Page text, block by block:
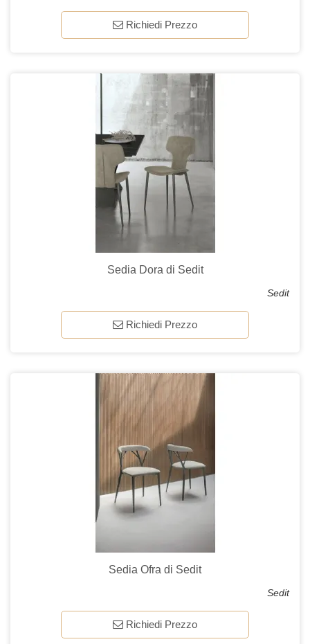
Richiedi Prezzo
Sedia Dora di Sedit
Sedit
Richiedi Prezzo
Sedia Ofra di Sedit
Sedit
Richiedi Prezzo